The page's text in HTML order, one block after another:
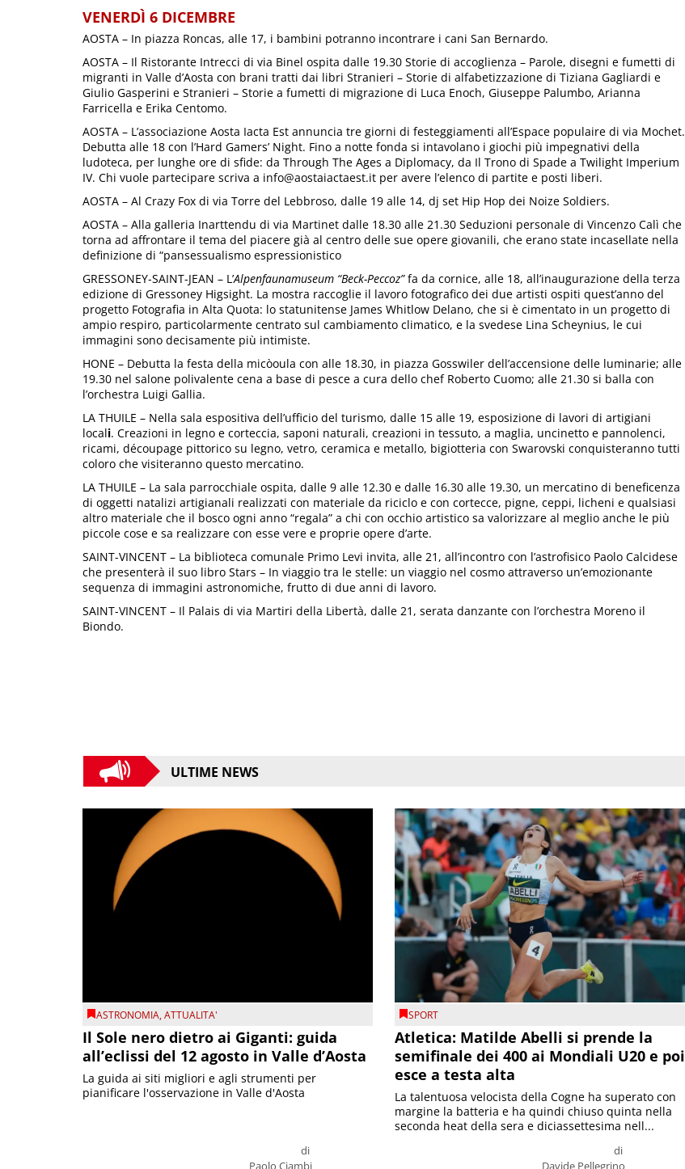
VENERDÌ 6 DICEMBRE
AOSTA – In piazza Roncas, alle 17, i bambini potranno incontrare i cani San Bernardo.
AOSTA – Il Ristorante Intrecci di via Binel ospita dalle 19.30 Storie di accoglienza – Parole, disegni e fumetti di
migranti in Valle d’Aosta con brani tratti dai libri Stranieri – Storie di alfabetizzazione di Tiziana Gagliardi e
Giulio Gasperini e Stranieri – Storie a fumetti di migrazione di Luca Enoch, Giuseppe Palumbo, Arianna
Farricella e Erika Centomo.
AOSTA – L’associazione Aosta Iacta Est annuncia tre giorni di festeggiamenti all’Espace populaire di via Mochet.
Debutta alle 18 con l’Hard Gamers’ Night. Fino a notte fonda si intavolano i giochi più impegnativi della
ludoteca, per lunghe ore di sfide: da Through The Ages a Diplomacy, da Il Trono di Spade a Twilight Imperium
IV. Chi vuole partecipare scriva a info@aostaiactaest.it per avere l’elenco di partite e posti liberi.
AOSTA – Al Crazy Fox di via Torre del Lebbroso, dalle 19 alle 14, dj set Hip Hop dei Noize Soldiers.
AOSTA – Alla galleria Inarttendu di via Martinet dalle 18.30 alle 21.30 Seduzioni personale di Vincenzo Calì che
torna ad affrontare il tema del piacere già al centro delle sue opere giovanili, che erano state incasellate nella
definizione di “pansessualismo espressionistico
GRESSONEY-SAINT-JEAN – L’Alpenfaunamuseum “Beck-Peccoz”fa da cornice, alle 18, all’inaugurazione della terza
edizione di Gressoney Higsight. La mostra raccoglie il lavoro fotografico dei due artisti ospiti quest’anno del
progetto Fotografia in Alta Quota: lo statunitense James Whitlow Delano, che si è cimentato in un progetto di
ampio respiro, particolarmente centrato sul cambiamento climatico, e la svedese Lina Scheynius, le cui
immagini sono decisamente più intimiste.
HONE – Debutta la festa della micòoula con alle 18.30, in piazza Gosswiler dell’accensione delle luminarie; alle
19.30 nel salone polivalente cena a base di pesce a cura dello chef Roberto Cuomo; alle 21.30 si balla con
l’orchestra Luigi Gallia.
LA THUILE – Nella sala espositiva dell’ufficio del turismo, dalle 15 alle 19, esposizione di lavori di artigiani
locali. Creazioni in legno e corteccia, saponi naturali, creazioni in tessuto, a maglia, uncinetto e pannolenci,
ricami, découpage pittorico su legno, vetro, ceramica e metallo, bigiotteria con Swarovski conquisteranno tutti
coloro che visiteranno questo mercatino.
LA THUILE – La sala parrocchiale ospita, dalle 9 alle 12.30 e dalle 16.30 alle 19.30, un mercatino di beneficenza
di oggetti natalizi artigianali realizzati con materiale da riciclo e con cortecce, pigne, ceppi, licheni e qualsiasi
altro materiale che il bosco ogni anno “regala” a chi con occhio artistico sa valorizzare al meglio anche le più
piccole cose e sa realizzare con esse vere e proprie opere d’arte.
SAINT-VINCENT – La biblioteca comunale Primo Levi invita, alle 21, all’incontro con l’astrofisico Paolo Calcidese
che presenterà il suo libro Stars – In viaggio tra le stelle: un viaggio nel cosmo attraverso un’emozionante
sequenza di immagini astronomiche, frutto di due anni di lavoro.
SAINT-VINCENT – Il Palais di via Martiri della Libertà, dalle 21, serata danzante con l’orchestra Moreno il
Biondo.
ULTIME NEWS
ASTRONOMIA,ATTUALITA'
Il Sole nero dietro ai Giganti: guida
all’eclissi del 12 agosto in Valle d’Aosta
di
Paolo Ciambi
La guida ai siti migliori e agli strumenti per
pianificare l'osservazione in Valle d'Aosta
SPORT
Atletica: Matilde Abelli si prende la
semifinale dei 400 ai Mondiali U20 e poi
esce a testa alta
di
Davide Pellegrino
La talentuosa velocista della Cogne ha superato con
margine la batteria e ha quindi chiuso quinta nella
seconda heat della sera e diciassettesima nell...